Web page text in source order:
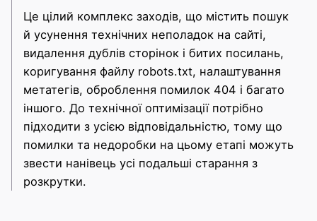
Це цілий комплекс заходів, що містить пошук
й усунення технічних неполадок на сайті,
видалення дублів сторінок і битих посилань,
коригування файлу robots.txt, налаштування
метатегів, оброблення помилок 404 і багато
іншого. До технічної оптимізації потрібно
підходити з усією відповідальністю, тому що
помилки та недоробки на цьому етапі можуть
звести нанівець усі подальші старання з
розкрутки.